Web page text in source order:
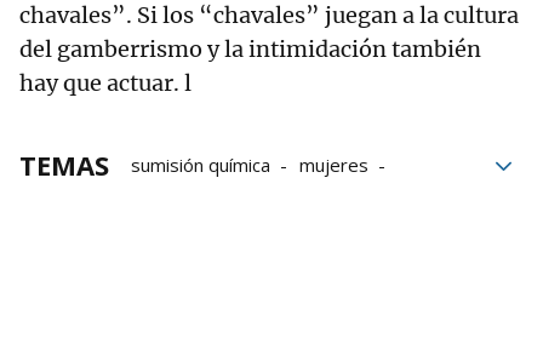
chavales”. Si los “chavales” juegan a la cultura
del gamberrismo y la intimidación también
hay que actuar. l
TEMAS sumisión química
mujeres